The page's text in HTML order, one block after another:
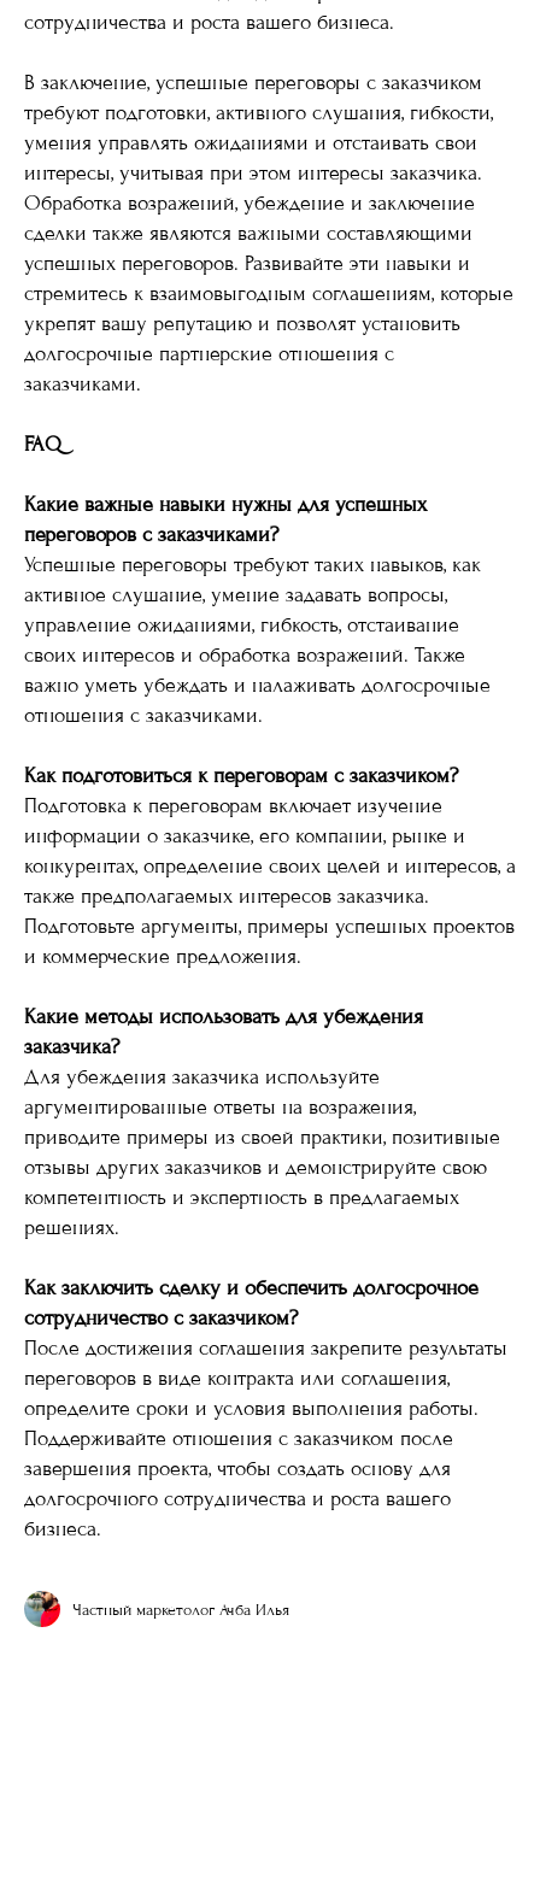
сотрудничества и роста вашего бизнеса.
В заключение, успешные переговоры с заказчиком
требуют подготовки, активного слушания, гибкости,
умения управлять ожиданиями и отстаивать свои
интересы, учитывая при этом интересы заказчика.
Обработка возражений, убеждение и заключение
сделки также являются важными составляющими
успешных переговоров. Развивайте эти навыки и
стремитесь к взаимовыгодным соглашениям, которые
укрепят вашу репутацию и позволят установить
долгосрочные партнерские отношения с
заказчиками.
FAQ
Какие важные навыки нужны для успешных
переговоров с заказчиками?
Успешные переговоры требуют таких навыков, как
активное слушание, умение задавать вопросы,
управление ожиданиями, гибкость, отстаивание
своих интересов и обработка возражений. Также
важно уметь убеждать и налаживать долгосрочные
отношения с заказчиками.
Как подготовиться к переговорам с заказчиком?
Подготовка к переговорам включает изучение
информации о заказчике, его компании, рынке и
конкурентах, определение своих целей и интересов, а
также предполагаемых интересов заказчика.
Подготовьте аргументы, примеры успешных проектов
и коммерческие предложения.
Какие методы использовать для убеждения
заказчика?
Для убеждения заказчика используйте
аргументированные ответы на возражения,
приводите примеры из своей практики, позитивные
отзывы других заказчиков и демонстрируйте свою
компетентность и экспертность в предлагаемых
решениях.
Как заключить сделку и обеспечить долгосрочное
сотрудничество с заказчиком?
После достижения соглашения закрепите результаты
переговоров в виде контракта или соглашения,
определите сроки и условия выполнения работы.
Поддерживайте отношения с заказчиком после
завершения проекта, чтобы создать основу для
долгосрочного сотрудничества и роста вашего
бизнеса.
Частный маркетолог Ачба Илья